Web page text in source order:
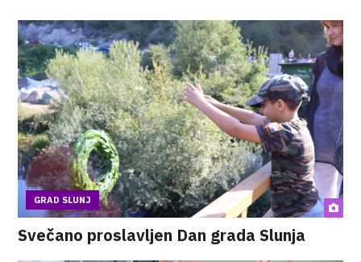
GRAD SLUNJ
Svečano proslavljen Dan grada Slunja